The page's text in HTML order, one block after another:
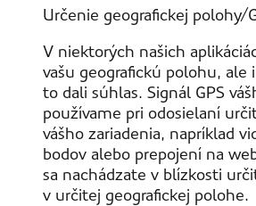
Určenie geografickej polohy/
V niektorých našich
vašu geografickú polohu, ale
to dali súhlas. Signál GPS
používame pri odosielaní
vášho zariadenia, napríklad
bodov alebo prepojení na
sa nachádzate v blízkosti
v určitej geografickej polohe.